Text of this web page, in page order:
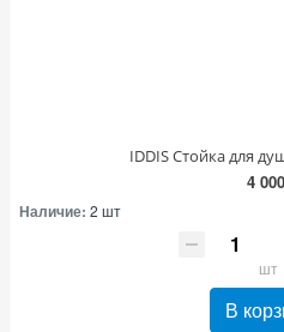
IDDIS Стойка для
4
Наличие: 2 шт
шт
В